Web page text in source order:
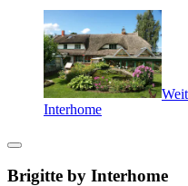
Interhome
Brigitte by Interhome